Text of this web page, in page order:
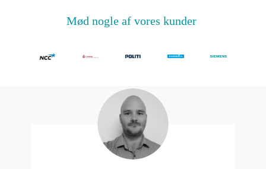
Mød nogle af vores kunder